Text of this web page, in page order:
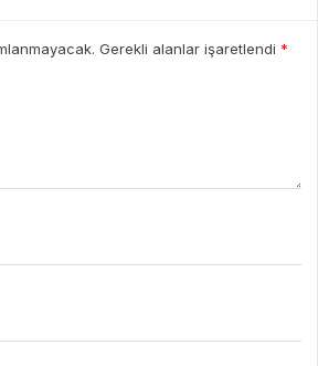
Gerekli alanlar işaretlendi *